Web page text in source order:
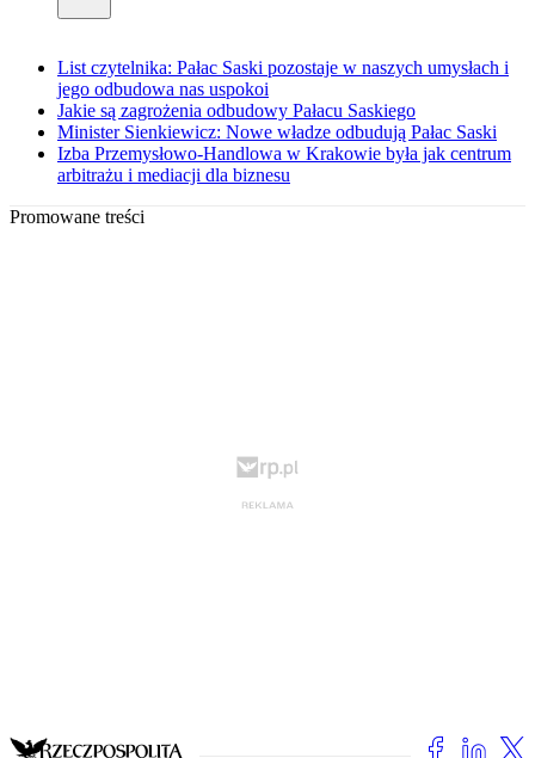
List czytelnika: Pałac Saski pozostaje w naszych umysłach i
jego odbudowa nas uspokoi
Jakie są zagrożenia odbudowy Pałacu Saskiego
Minister Sienkiewicz: Nowe władze odbudują Pałac Saski
Izba Przemysłowo-Handlowa w Krakowie była jak centrum
arbitrażu i mediacji dla biznesu
Promowane treści